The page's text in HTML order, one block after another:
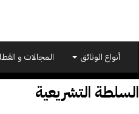
أنواع الوثائق المجالات و
السلطة التشريعية